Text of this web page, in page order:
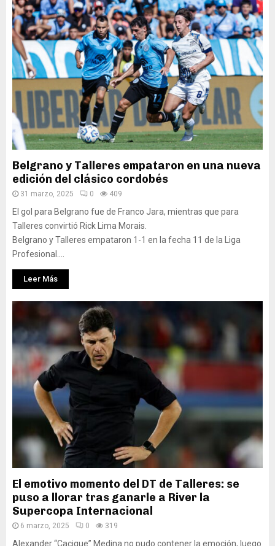
Belgrano y Talleres empataron en una nueva
edición del clásico cordobés
31 marzo, 2025 0 409
El gol para Belgrano fue de Franco Jara, mientras que para
Talleres convirtió Rick Lima Morais.
Belgrano y Talleres empataron 1-1 en la fecha 11 de la Liga
Profesional....
Leer Más
El emotivo momento del DT de Talleres: se
puso a llorar tras ganarle a River la
Supercopa Internacional
6 marzo, 2025 0 319
Alexander “Cacique” Medina no pudo contener la emoción, luego